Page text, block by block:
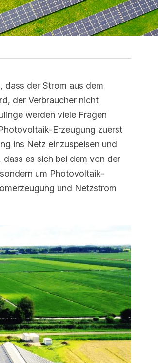
der Strom aus dem
Verbraucher nicht verbraucht
Fragen haben: Wie kann
zuerst vom Verbraucher
und die Last aus dem Netz
der Last verwendeten Strom
Wirkt sich das häufige
Wechselrichter oder das